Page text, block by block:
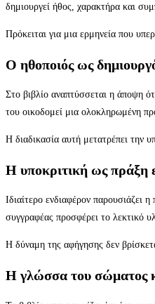
δημιουργεί ήθος, χαρακτήρα και
Πρόκειται για μια ερμηνεία που
Ο ηθοποιός ως
Στο βιβλίο αναπτύσσεται η άποψη
του οικοδομεί μια ολοκληρωμένη
Η διαδικασία αυτή μετατρέπει την
Η υποκριτική ως πράξη
Ιδιαίτερο ενδιαφέρον παρουσιάζει
συγγραφέας προσφέρει το λεκτικό
Η δύναμη της αφήγησης δεν
Η γλώσσα του σώματος